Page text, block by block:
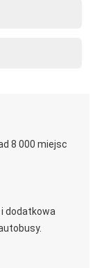
8 000 miejsc
i dodatkowa